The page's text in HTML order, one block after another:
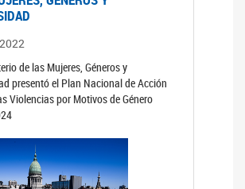
de las Mujeres, Géneros y
presentó el Plan Nacional de Acción
Violencias por Motivos de Género